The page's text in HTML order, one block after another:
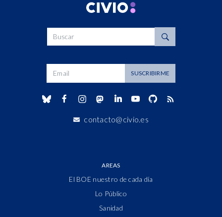
Buscar
Dirección de correo SUSCRIBIRME
contacto@civio.es
AREAS
El BOE nuestro de cada día
Lo Público
Sanidad